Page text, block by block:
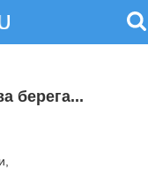
берега...